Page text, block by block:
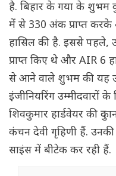
है. बिहार के गया के शुभम
में से 330 अंक प्राप्त
हासिल की है. इससे पहले,
प्राप्त किए थे और AIR 6
से आने वाले शुभम की यह
इंजीनियरिंग उम्मीदवारों
शिवकुमार हार्डवेयर की
कंचन देवी गृहिणी हैं.
साइंस में बीटेक कर रही हैं.